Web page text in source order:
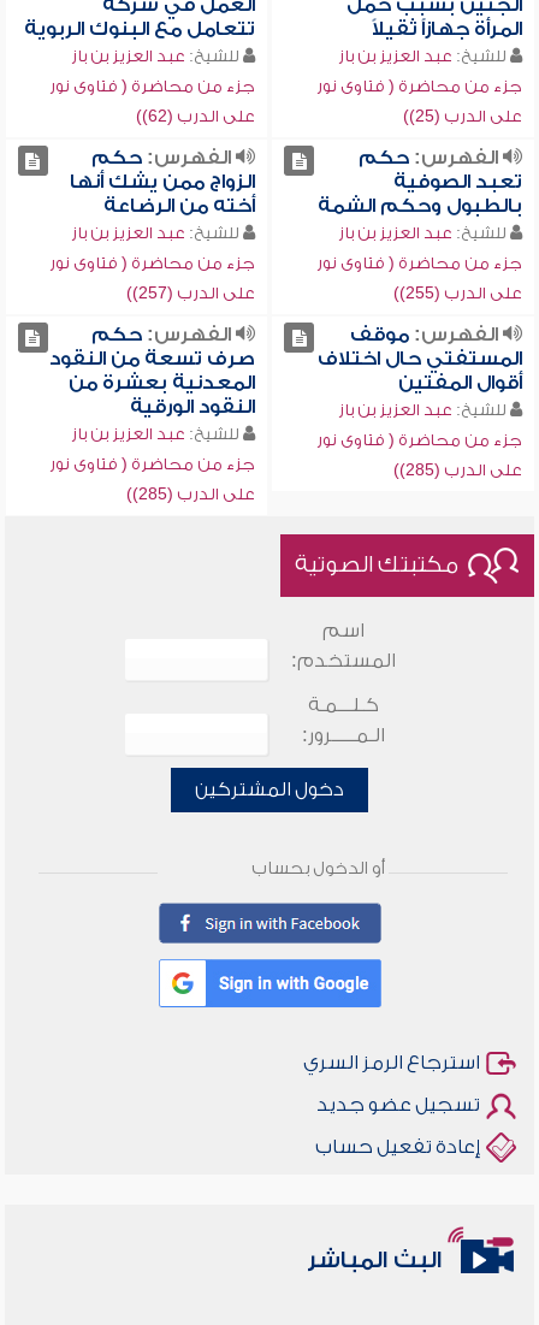
الجنين بسبب حمل
المرأة جهازاً ثقيلاً
للشيخ: عبد العزيز بن باز
جزء من محاضرة ( فتاوى نور
على الدرب (25))
العمل في شركة
تتعامل مع البنوك الربوية
للشيخ: عبد العزيز بن باز
جزء من محاضرة ( فتاوى نور
على الدرب (62))
الفهرس:حكم
تعبد الصوفية
بالطبول وحكم الشمة
للشيخ: عبد العزيز بن باز
جزء من محاضرة ( فتاوى نور
على الدرب (255))
الفهرس:حكم
الزواج ممن يشك أنها
أخته من الرضاعة
للشيخ: عبد العزيز بن باز
جزء من محاضرة ( فتاوى نور
على الدرب (257))
الفهرس:موقف
المستفتي حال اختلاف
أقوال المفتين
للشيخ: عبد العزيز بن باز
جزء من محاضرة ( فتاوى نور
على الدرب (285))
الفهرس:حكم
صرف تسعة من النقود
المعدنية بعشرة من
النقود الورقية
للشيخ: عبد العزيز بن باز
جزء من محاضرة ( فتاوى نور
على الدرب (285))
مكتبتك الصوتية
اسم
المستخدم:
كـلـــمـة
الـمـــــرور:
دخول المشتركين
أو الدخول بحساب
استرجاع الرمز السري
تسجيل عضو جديد
إعادة تفعيل حساب
البث المباشر